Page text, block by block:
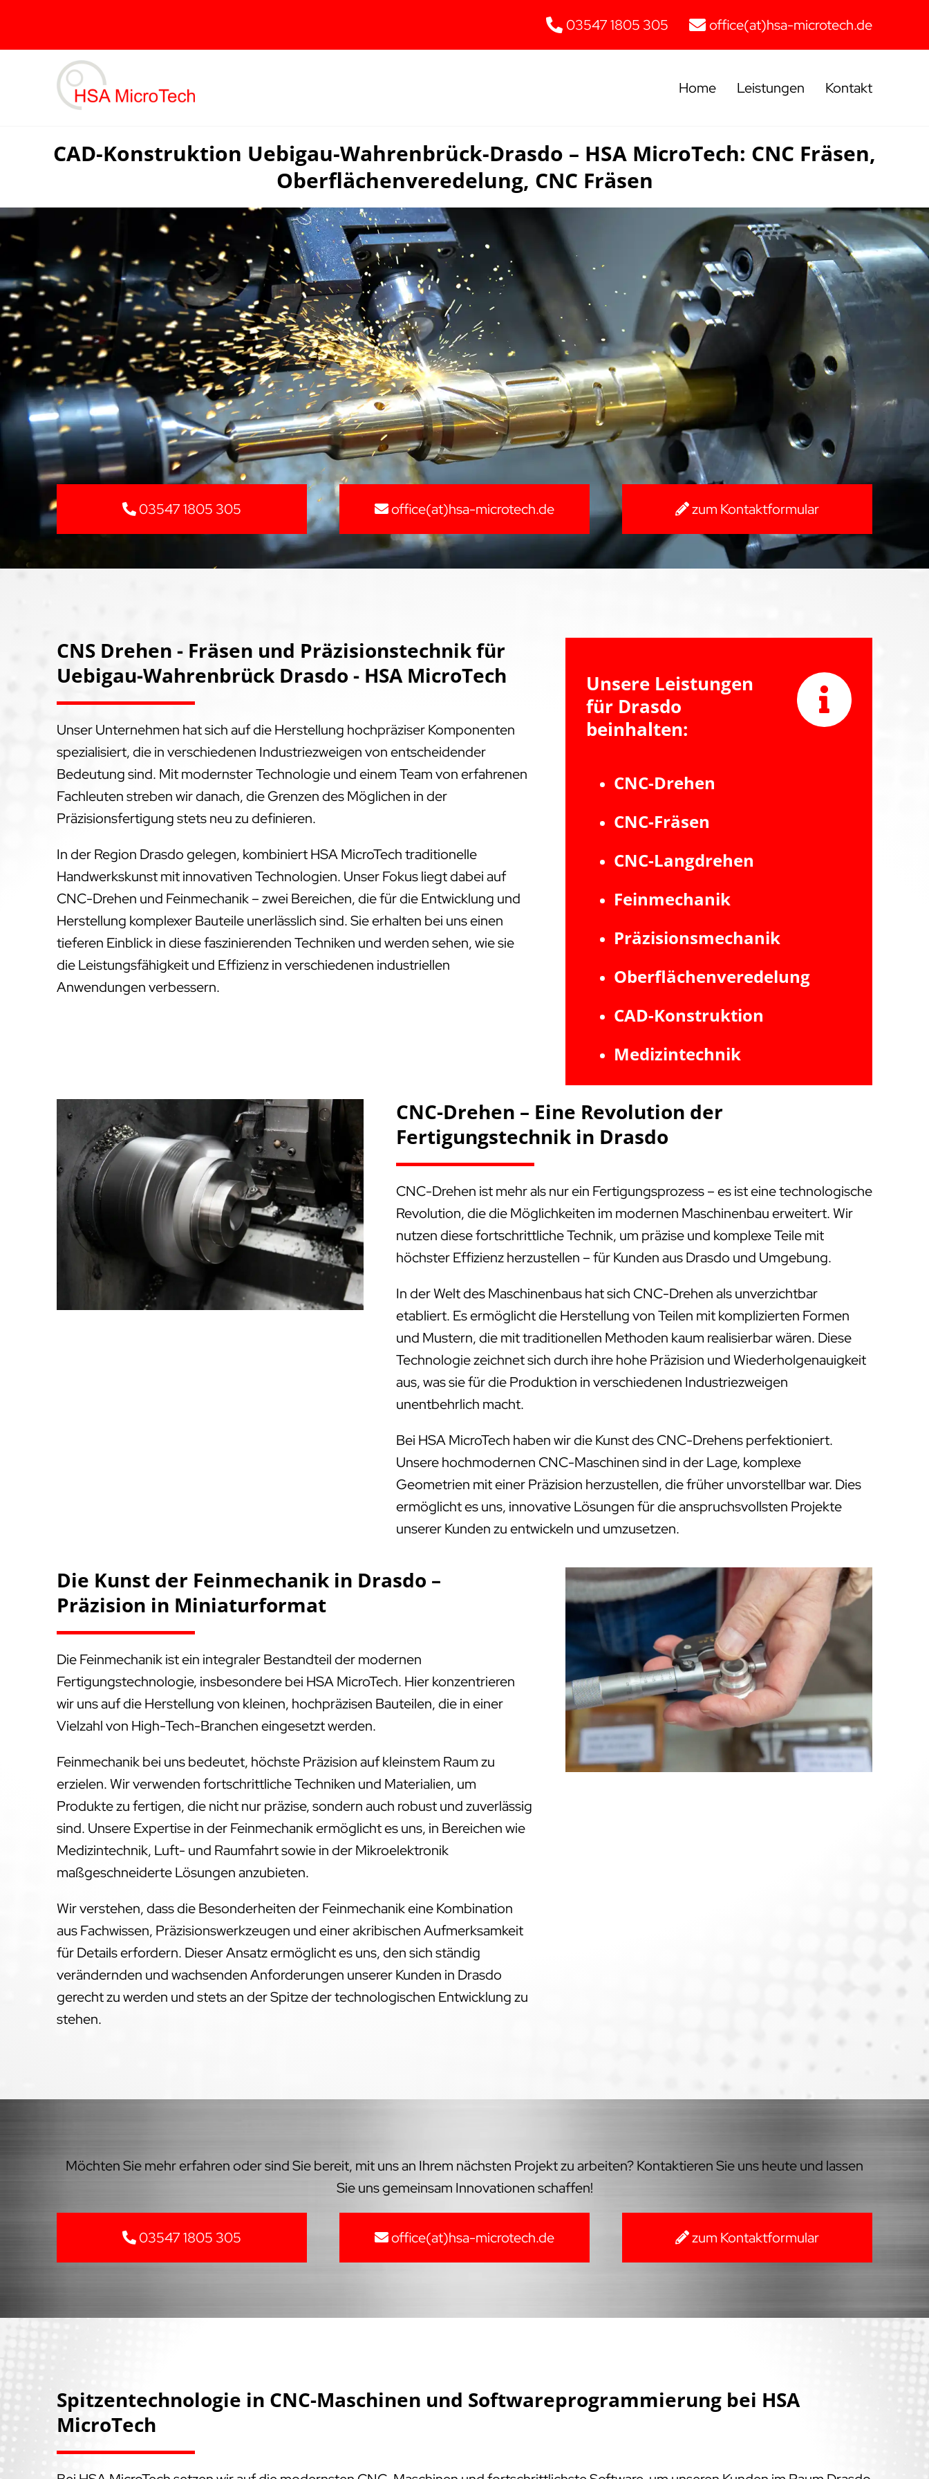
content
03547 1805 305 office(at)hsa-microtech.de
Home Leistungen Kontakt
CAD-Konstruktion Uebigau-Wahrenbrück-Drasdo – HSA MicroTech: CNC Fräsen,
Oberflächenveredelung, CNC Fräsen
03547 1805 305 office(at)hsa-microtech.de zum Kontaktformular
CNS Drehen - Fräsen und Präzisionstechnik für
Uebigau-Wahrenbrück Drasdo - HSA MicroTech
Unser Unternehmen hat sich auf die Herstellung hochpräziser Komponenten
spezialisiert, die in verschiedenen Industriezweigen von entscheidender
Bedeutung sind. Mit modernster Technologie und einem Team von erfahrenen
Fachleuten streben wir danach, die Grenzen des Möglichen in der
Präzisionsfertigung stets neu zu definieren.
In der Region Drasdo gelegen, kombiniert HSA MicroTech traditionelle
Handwerkskunst mit innovativen Technologien. Unser Fokus liegt dabei auf
CNC-Drehen und Feinmechanik – zwei Bereichen, die für die Entwicklung und
Herstellung komplexer Bauteile unerlässlich sind. Sie erhalten bei uns einen
tieferen Einblick in diese faszinierenden Techniken und werden sehen, wie sie
die Leistungsfähigkeit und Effizienz in verschiedenen industriellen
Anwendungen verbessern.
Unsere Leistungen
für Drasdo
beinhalten:
CNC-Drehen
CNC-Fräsen
CNC-Langdrehen
Feinmechanik
Präzisionsmechanik
Oberflächenveredelung
CAD-Konstruktion
Medizintechnik
CNC-Drehen – Eine Revolution der
Fertigungstechnik in Drasdo
CNC-Drehen ist mehr als nur ein Fertigungsprozess – es ist eine technologische
Revolution, die die Möglichkeiten im modernen Maschinenbau erweitert. Wir
nutzen diese fortschrittliche Technik, um präzise und komplexe Teile mit
höchster Effizienz herzustellen – für Kunden aus Drasdo und Umgebung.
In der Welt des Maschinenbaus hat sich CNC-Drehen als unverzichtbar
etabliert. Es ermöglicht die Herstellung von Teilen mit komplizierten Formen
und Mustern, die mit traditionellen Methoden kaum realisierbar wären. Diese
Technologie zeichnet sich durch ihre hohe Präzision und Wiederholgenauigkeit
aus, was sie für die Produktion in verschiedenen Industriezweigen
unentbehrlich macht.
Bei HSA MicroTech haben wir die Kunst des CNC-Drehens perfektioniert.
Unsere hochmodernen CNC-Maschinen sind in der Lage, komplexe
Geometrien mit einer Präzision herzustellen, die früher unvorstellbar war. Dies
ermöglicht es uns, innovative Lösungen für die anspruchsvollsten Projekte
unserer Kunden zu entwickeln und umzusetzen.
Die Kunst der Feinmechanik in Drasdo –
Präzision in Miniaturformat
Die Feinmechanik ist ein integraler Bestandteil der modernen
Fertigungstechnologie, insbesondere bei HSA MicroTech. Hier konzentrieren
wir uns auf die Herstellung von kleinen, hochpräzisen Bauteilen, die in einer
Vielzahl von High-Tech-Branchen eingesetzt werden.
Feinmechanik bei uns bedeutet, höchste Präzision auf kleinstem Raum zu
erzielen. Wir verwenden fortschrittliche Techniken und Materialien, um
Produkte zu fertigen, die nicht nur präzise, sondern auch robust und zuverlässig
sind. Unsere Expertise in der Feinmechanik ermöglicht es uns, in Bereichen wie
Medizintechnik, Luft- und Raumfahrt sowie in der Mikroelektronik
maßgeschneiderte Lösungen anzubieten.
Wir verstehen, dass die Besonderheiten der Feinmechanik eine Kombination
aus Fachwissen, Präzisionswerkzeugen und einer akribischen Aufmerksamkeit
für Details erfordern. Dieser Ansatz ermöglicht es uns, den sich ständig
verändernden und wachsenden Anforderungen unserer Kunden in Drasdo
gerecht zu werden und stets an der Spitze der technologischen Entwicklung zu
stehen.
Möchten Sie mehr erfahren oder sind Sie bereit, mit uns an Ihrem nächsten Projekt zu arbeiten? Kontaktieren Sie uns heute und lassen
Sie uns gemeinsam Innovationen schaffen!
03547 1805 305 office(at)hsa-microtech.de zum Kontaktformular
Spitzentechnologie in CNC-Maschinen und Softwareprogrammierung bei HSA
MicroTech